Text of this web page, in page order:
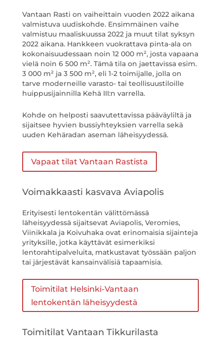
Vantaan Rasti on vaiheittain vuoden 2022 aikana
valmistuva uudiskohde. Ensimmäinen vaihe
valmistuu maaliskuussa 2022 ja muut tilat syksyn
2022 aikana. Hankkeen vuokrattava pinta-ala on
kokonaisuudessaan noin 12 000 m², josta vapaana
vielä noin 6 500 m². Tämä tila on jaettavissa esim.
3 000 m² ja 3 500 m², eli 1-2 toimijalle, jolla on
tarve moderneille varasto- tai teollisuustiloille
huippusijainnilla Kehä III:n varrella.
Kohde on helposti saavutettavissa pääväyliltä ja
sijaitsee hyvien bussiyhteyksien varrella sekä
uuden Kehäradan aseman läheisyydessä.
Vapaat tilat Vantaan Rastista
Voimakkaasti kasvava Aviapolis
Erityisesti lentokentän välittömässä
läheisyydessä sijaitsevat Aviapolis, Veromies,
Viinikkala ja Koivuhaka ovat erinomaisia sijainteja
yrityksille, jotka käyttävät esimerkiksi
lentorahtipalveluita, matkustavat työssään paljon
tai järjestävät kansainvälisiä tapaamisia.
Toimitilat Helsinki-Vantaan
lentokentän läheisyydestä
Toimitilat Vantaan Tikkurilasta